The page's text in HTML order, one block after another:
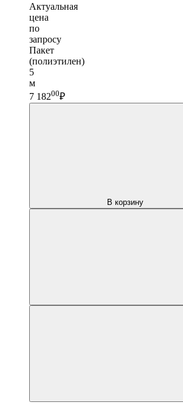
Актуальная
цена
по
запросу
Пакет
(полиэтилен)
5
м
7 18200₽
В корзину